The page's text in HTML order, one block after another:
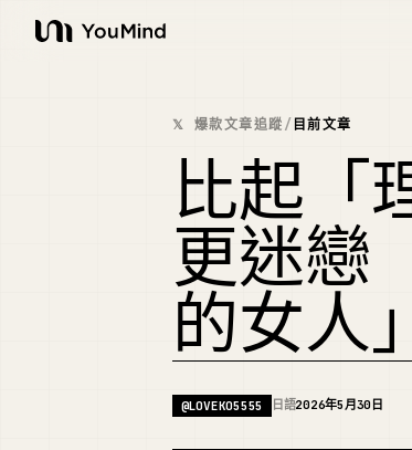
YouMind
𝕏 爆款文章追蹤/ 目前文章
比起「
更迷戀
的女人」
@LOVEKO5555 日語2026年5月30日